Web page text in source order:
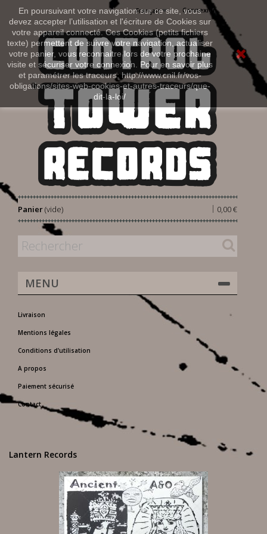
En poursuivant votre navigation sur ce site, vous
devez accepter l’utilisation et l'écriture de Cookies sur
votre appareil connecté. Ces Cookies (petits fichiers
texte) permettent de suivre votre navigation, actualiser
votre panier, vous reconnaitre lors de votre prochaine
visite et sécuriser votre connexion. Pour en savoir plus
et paramétrer les traceurs: http://www.cnil.fr/vos-
obligations/sites-web-cookies-et-autres-traceurs/que-
dit-la-loi/
Connexion
Français
Panier 0,00 €
|
(vide)
MENU
Livraison
Mentions légales
Conditions d'utilisation
A propos
Paiement sécurisé
Contact
Lantern Records